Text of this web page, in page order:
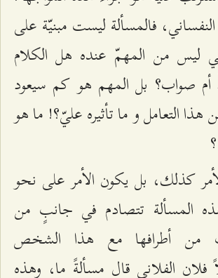
فالمسألة ليست مبنيّة على
ليس من المهمّ عنده هل الكلام
صواب؟ بل المهم هو كم سيعود
التعامل و ما تأثيره عليّ؟! ما هو
كذلك، بل يكون الأمر على نحو
المسألة تتصادم في جانبٍ من
من أطرافها مع هذا الشخص
فلان الفلاني قال مسألةً ما، وهذه